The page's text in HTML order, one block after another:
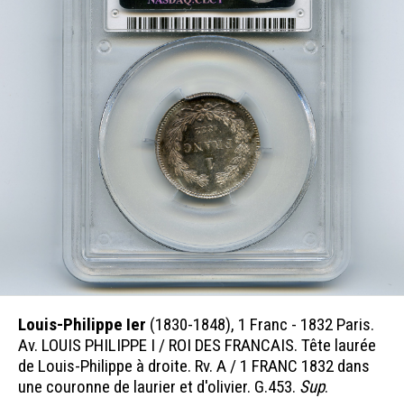
Louis-Philippe Ier (1830-1848), 1 Franc - 1832 Paris.
Av. LOUIS PHILIPPE I / ROI DES FRANCAIS. Tête laurée
de Louis-Philippe à droite. Rv. A / 1 FRANC 1832 dans
une couronne de laurier et d'olivier. G.453. Sup.